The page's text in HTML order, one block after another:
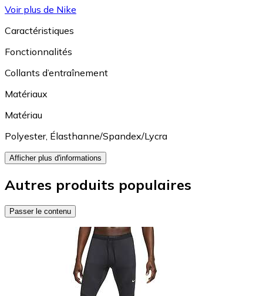
Voir plus de Nike
Caractéristiques
Fonctionnalités
Collants d’entraînement
Matériaux
Matériau
Polyester, Élasthanne/Spandex/Lycra
Afficher plus d'informations
Autres produits populaires
Passer le contenu